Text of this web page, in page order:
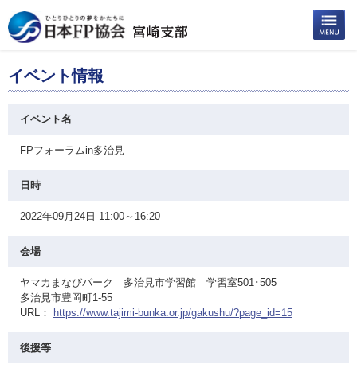
イベント情報
イベント名
FPフォーラムin多治見
日時
2022年09月24日 11:00～16:20
会場
ヤマカまなびパーク 多治見市学習館 学習室501･505
多治見市豊岡町1-55
URL：
https://www.tajimi-bunka.or.jp/gakushu/?page_id=15
後援等